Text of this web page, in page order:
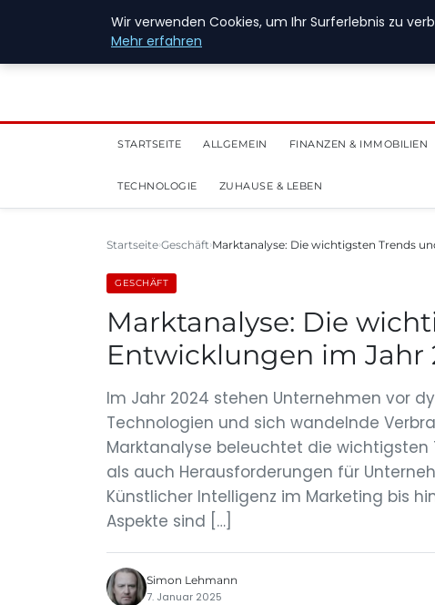
28. Juli 2026
STARTSEITE ALLGEMEIN FINANZEN & IMMOBILIEN
TECHNOLOGIE ZUHAUSE & LEBEN
Startseite Geschäft Marktanalyse: Die wichtigsten Trends
GESCHÄFT
Marktanalyse: Die
Entwicklungen im Jahr
Im Jahr 2024 stehen Unternehmen vor
Technologien und sich wandelnde
Marktanalyse beleuchtet die wichtigsten
als auch Herausforderungen für
Künstlicher Intelligenz im Marketing bis
Aspekte sind […]
Simon Lehmann
7. Januar 2025
Wir verwenden Cookies, um Ihr Surferlebnis zu
Mehr erfahren